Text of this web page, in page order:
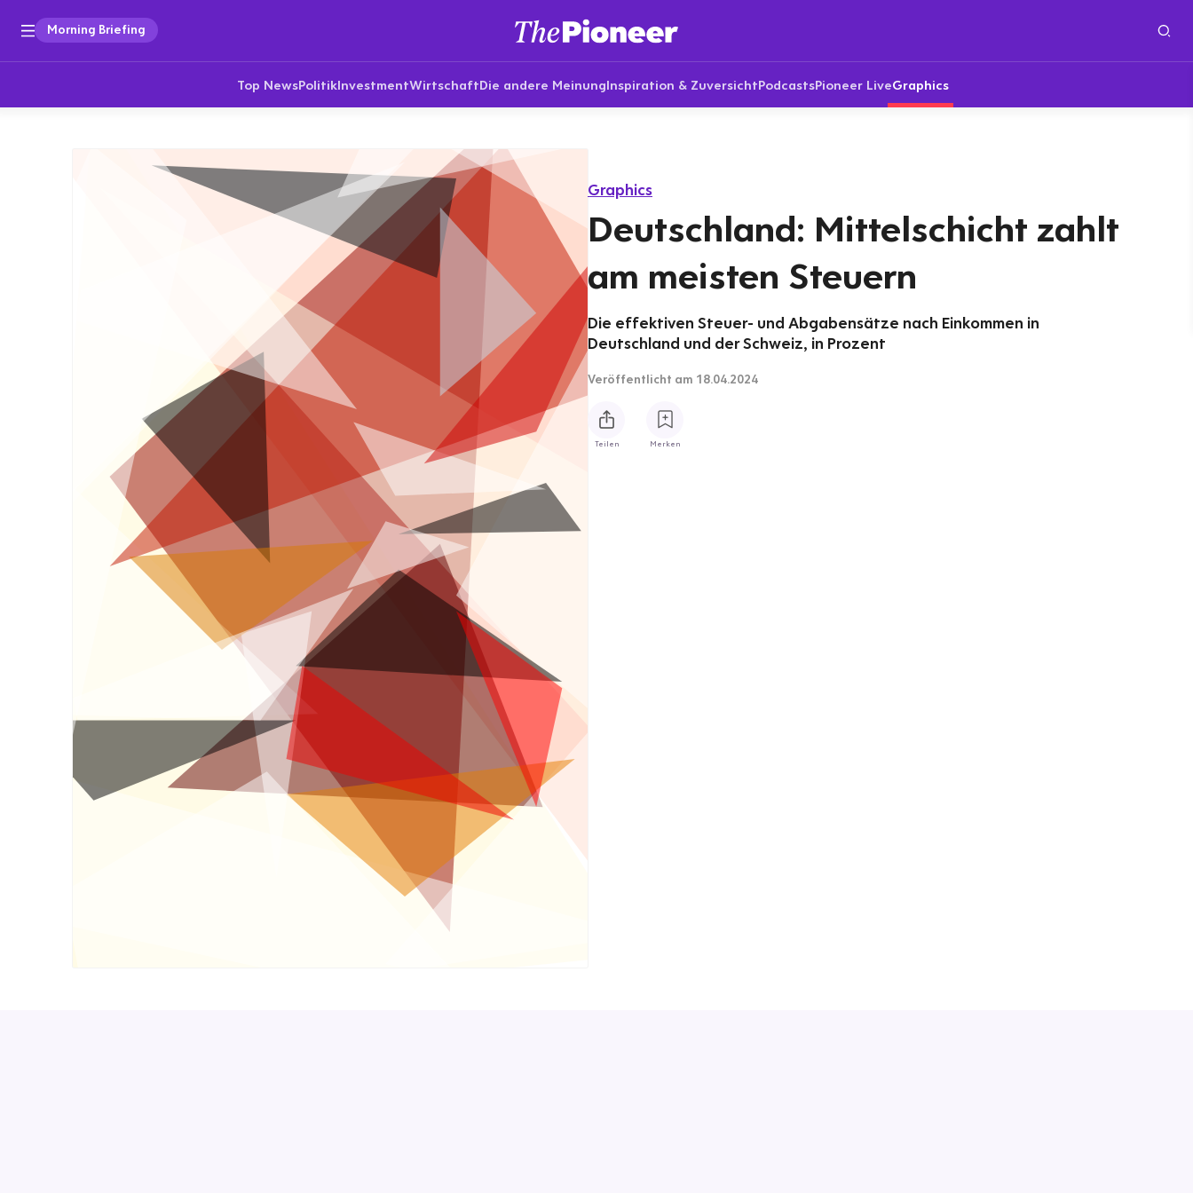
Morning Briefing
Top NewsPolitikInvestmentWirtschaftDie andere MeinungInspiration & ZuversichtPodcastsPioneer LiveGraphics
Graphics
Deutschland: Mittelschicht zahlt
am meisten Steuern
Die effektiven Steuer- und Abgabensätze nach Einkommen in
Deutschland und der Schweiz, in Prozent
Veröffentlicht am 18.04.2024
Teilen Merken